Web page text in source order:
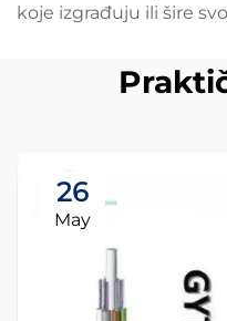
koje izgrađuju ili šire
26
May